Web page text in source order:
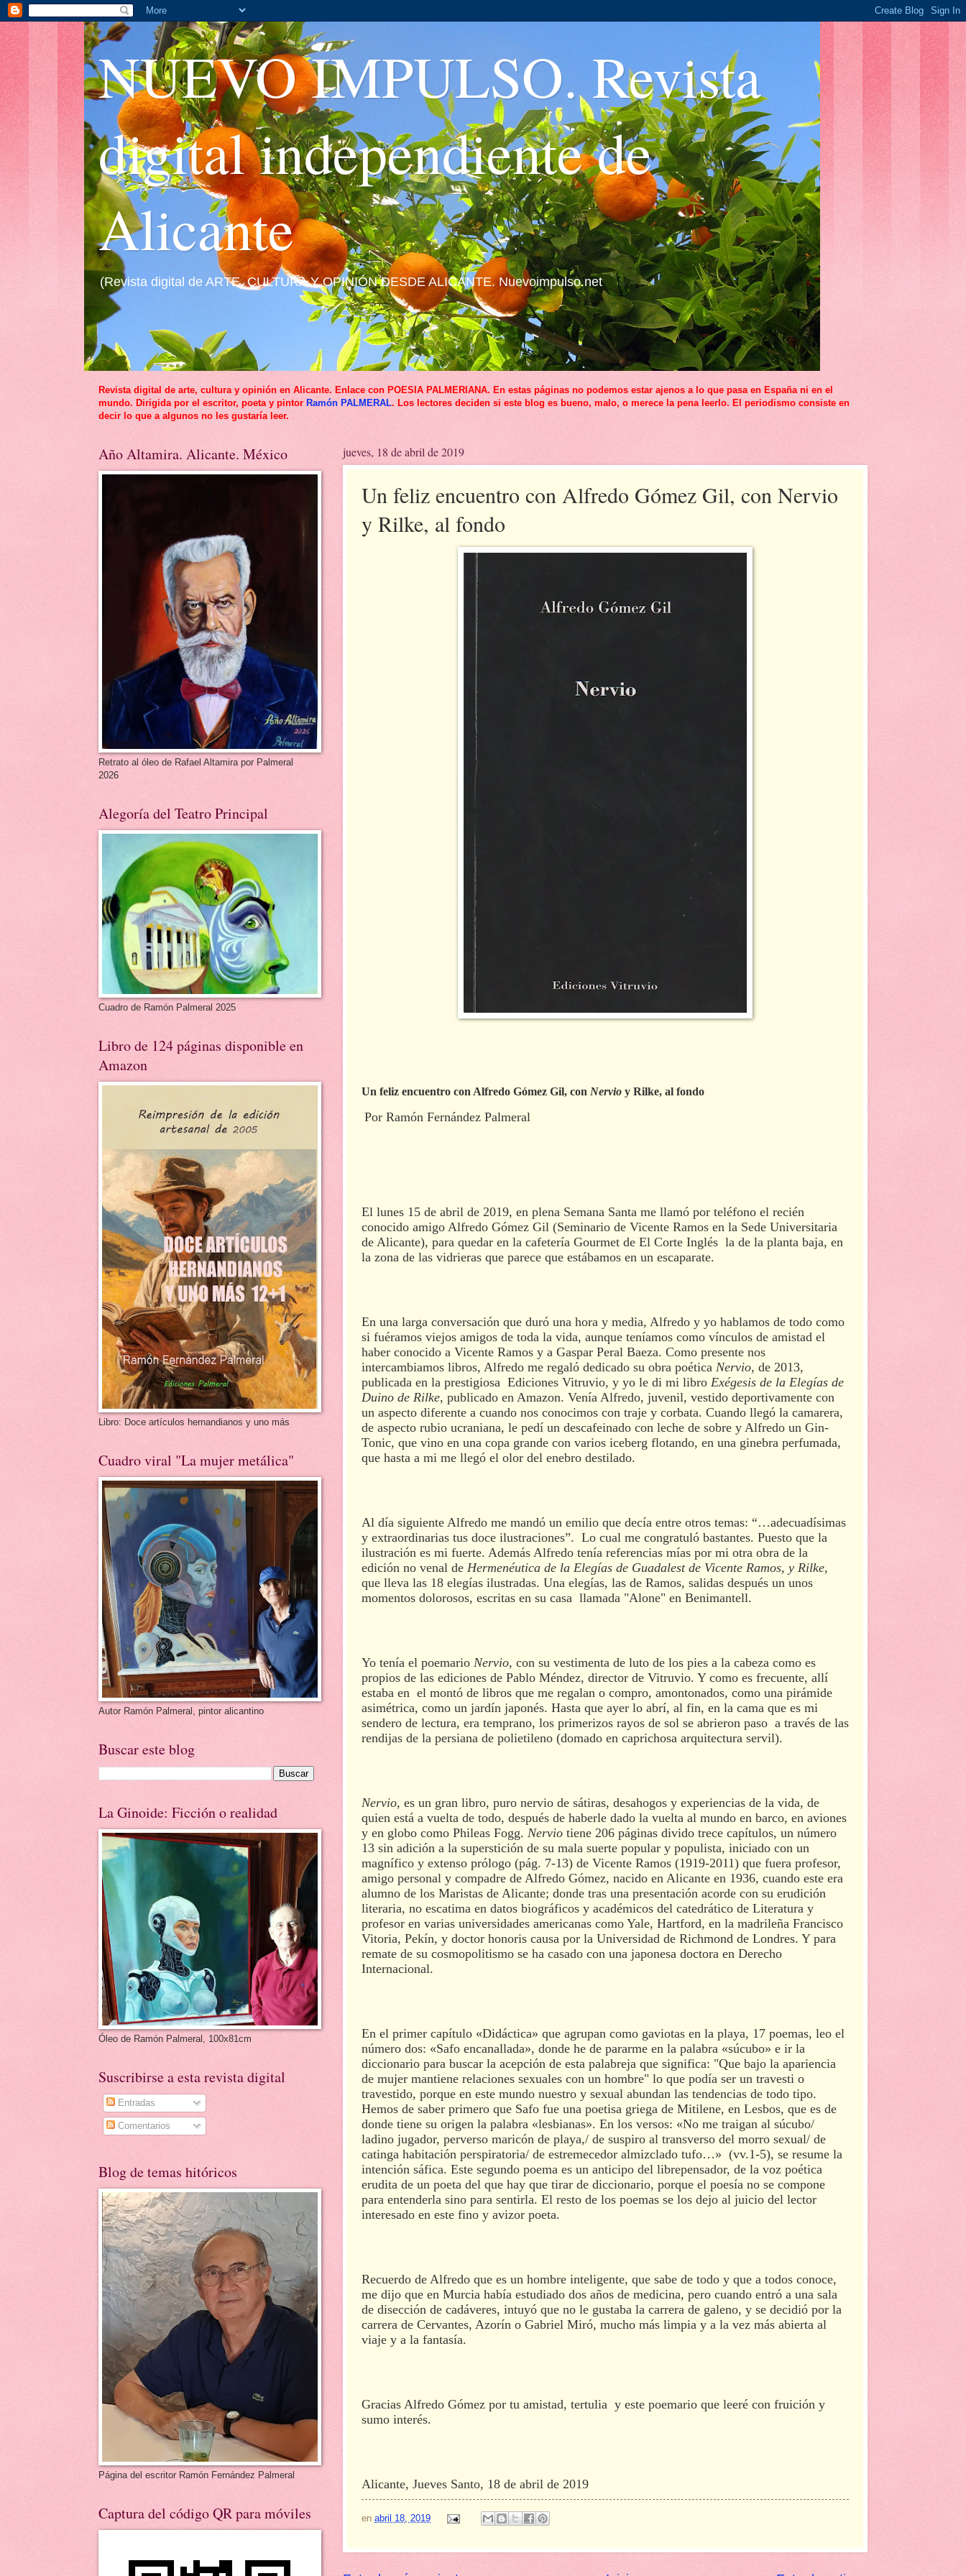
NUEVO IMPULSO. Revista
digital independiente de
Alicante
(Revista digital de ARTE, CULTURA Y OPINIÓN DESDE ALICANTE. Nuevoimpulso.net
Revista digital de arte, cultura y opinión en Alicante. Enlace con POESIA PALMERIANA. En estas páginas no podemos estar ajenos a lo que pasa en España ni en el
mundo. Dirigida por el escritor, poeta y pintor Ramón PALMERAL. Los lectores deciden si este blog es bueno, malo, o merece la pena leerlo. El periodismo consiste en
decir lo que a algunos no les gustaría leer.
jueves, 18 de abril de 2019
Un feliz encuentro con Alfredo Gómez Gil, con Nervio
y Rilke, al fondo
Un feliz encuentro con Alfredo Gómez Gil, con Nervio y Rilke, al fondo
Por Ramón Fernández Palmeral
El lunes 15 de abril de 2019, en plena Semana Santa me llamó por teléfono el recién
conocido amigo Alfredo Gómez Gil (Seminario de Vicente Ramos en la Sede Universitaria
de Alicante), para quedar en la cafetería Gourmet de El Corte Inglés la de la planta baja, en
la zona de las vidrieras que parece que estábamos en un escaparate.
En una larga conversación que duró una hora y media, Alfredo y yo hablamos de todo como
si fuéramos viejos amigos de toda la vida, aunque teníamos como vínculos de amistad el
haber conocido a Vicente Ramos y a Gaspar Peral Baeza. Como presente nos
intercambiamos libros, Alfredo me regaló dedicado su obra poética Nervio, de 2013,
publicada en la prestigiosa Ediciones Vitruvio, y yo le di mi libro Exégesis de la Elegías de
Duino de Rilke, publicado en Amazon. Venía Alfredo, juvenil, vestido deportivamente con
un aspecto diferente a cuando nos conocimos con traje y corbata. Cuando llegó la camarera,
de aspecto rubio ucraniana, le pedí un descafeinado con leche de sobre y Alfredo un Gin-
Tonic, que vino en una copa grande con varios iceberg flotando, en una ginebra perfumada,
que hasta a mi me llegó el olor del enebro destilado.
Al día siguiente Alfredo me mandó un emilio que decía entre otros temas: “…adecuadísimas
y extraordinarias tus doce ilustraciones”. Lo cual me congratuló bastantes. Puesto que la
ilustración es mi fuerte. Además Alfredo tenía referencias mías por mi otra obra de la
edición no venal de Hermenéutica de la Elegías de Guadalest de Vicente Ramos, y Rilke,
que lleva las 18 elegías ilustradas. Una elegías, las de Ramos, salidas después un unos
momentos dolorosos, escritas en su casa llamada "Alone" en Benimantell.
Yo tenía el poemario Nervio, con su vestimenta de luto de los pies a la cabeza como es
propios de las ediciones de Pablo Méndez, director de Vitruvio. Y como es frecuente, allí
estaba en el montó de libros que me regalan o compro, amontonados, como una pirámide
asimétrica, como un jardín japonés. Hasta que ayer lo abrí, al fin, en la cama que es mi
sendero de lectura, era temprano, los primerizos rayos de sol se abrieron paso a través de las
rendijas de la persiana de polietileno (domado en caprichosa arquitectura servil).
Nervio, es un gran libro, puro nervio de sátiras, desahogos y experiencias de la vida, de
quien está a vuelta de todo, después de haberle dado la vuelta al mundo en barco, en aviones
y en globo como Phileas Fogg. Nervio tiene 206 páginas divido trece capítulos, un número
13 sin adición a la superstición de su mala suerte popular y populista, iniciado con un
magnífico y extenso prólogo (pág. 7-13) de Vicente Ramos (1919-2011) que fuera profesor,
amigo personal y compadre de Alfredo Gómez, nacido en Alicante en 1936, cuando este era
alumno de los Maristas de Alicante; donde tras una presentación acorde con su erudición
literaria, no escatima en datos biográficos y académicos del catedrático de Literatura y
profesor en varias universidades americanas como Yale, Hartford, en la madrileña Francisco
Vitoria, Pekín, y doctor honoris causa por la Universidad de Richmond de Londres. Y para
remate de su cosmopolitismo se ha casado con una japonesa doctora en Derecho
Internacional.
En el primer capítulo «Didáctica» que agrupan como gaviotas en la playa, 17 poemas, leo el
número dos: «Safo encanallada», donde he de pararme en la palabra «súcubo» e ir la
diccionario para buscar la acepción de esta palabreja que significa: "Que bajo la apariencia
de mujer mantiene relaciones sexuales con un hombre" lo que podía ser un travesti o
travestido, porque en este mundo nuestro y sexual abundan las tendencias de todo tipo.
Hemos de saber primero que Safo fue una poetisa griega de Mitilene, en Lesbos, que es de
donde tiene su origen la palabra «lesbianas». En los versos: «No me traigan al súcubo/
ladino jugador, perverso maricón de playa,/ de suspiro al transverso del morro sexual/ de
catinga habitación perspiratoria/ de estremecedor almizclado tufo…» (vv.1-5), se resume la
intención sáfica. Este segundo poema es un anticipo del librepensador, de la voz poética
erudita de un poeta del que hay que tirar de diccionario, porque el poesía no se compone
para entenderla sino para sentirla. El resto de los poemas se los dejo al juicio del lector
interesado en este fino y avizor poeta.
Recuerdo de Alfredo que es un hombre inteligente, que sabe de todo y que a todos conoce,
me dijo que en Murcia había estudiado dos años de medicina, pero cuando entró a una sala
de disección de cadáveres, intuyó que no le gustaba la carrera de galeno, y se decidió por la
carrera de Cervantes, Azorín o Gabriel Miró, mucho más limpia y a la vez más abierta al
viaje y a la fantasía.
Gracias Alfredo Gómez por tu amistad, tertulia y este poemario que leeré con fruición y
sumo interés.
Alicante, Jueves Santo, 18 de abril de 2019
en abril 18, 2019
Año Altamira. Alicante. México
Retrato al óleo de Rafael Altamira por Palmeral
2026
Alegoría del Teatro Principal
Cuadro de Ramón Palmeral 2025
Libro de 124 páginas disponible en
Amazon
Libro: Doce artículos hernandianos y uno más
Cuadro viral "La mujer metálica"
Autor Ramón Palmeral, pintor alicantino
Buscar este blog
La Ginoide: Ficción o realidad
Óleo de Ramón Palmeral, 100x81cm
Suscribirse a esta revista digital
Entradas
Comentarios
Blog de temas hitóricos
Página del escritor Ramón Fernández Palmeral
Captura del código QR para móviles